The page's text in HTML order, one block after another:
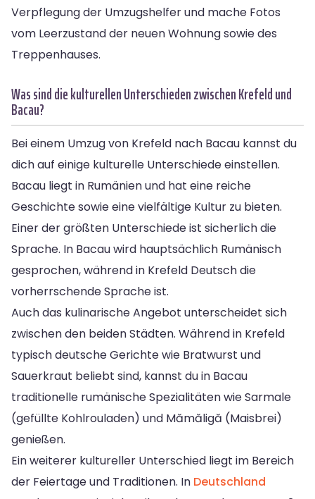
Verpflegung der Umzugshelfer und mache Fotos
vom Leerzustand der neuen Wohnung sowie des
Treppenhauses.
Was sind die kulturellen Unterschieden zwischen Krefeld und
Bacau?
Bei einem Umzug von Krefeld nach Bacau kannst du
dich auf einige kulturelle Unterschiede einstellen.
Bacau liegt in Rumänien und hat eine reiche
Geschichte sowie eine vielfältige Kultur zu bieten.
Einer der größten Unterschiede ist sicherlich die
Sprache. In Bacau wird hauptsächlich Rumänisch
gesprochen, während in Krefeld Deutsch die
vorherrschende Sprache ist.
Auch das kulinarische Angebot unterscheidet sich
zwischen den beiden Städten. Während in Krefeld
typisch deutsche Gerichte wie Bratwurst und
Sauerkraut beliebt sind, kannst du in Bacau
traditionelle rumänische Spezialitäten wie Sarmale
(gefüllte Kohlrouladen) und Mămăligă (Maisbrei)
genießen.
Ein weiterer kultureller Unterschied liegt im Bereich
der Feiertage und Traditionen. In Deutschland